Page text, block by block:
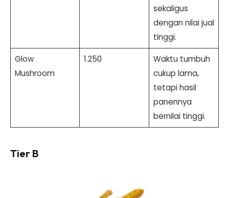
sekaligus
dengan nilai jual
tinggi.
Glow
Mushroom
1.250
Waktu tumbuh
cukup lama,
tetapi hasil
panennya
bernilai tinggi.
Tier B